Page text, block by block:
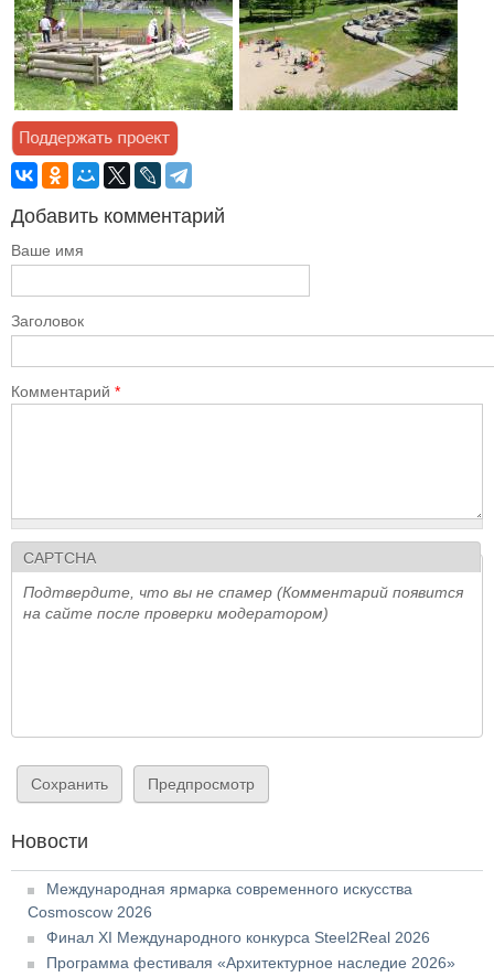
Добавить комментарий
Ваше имя
Заголовок
Комментарий *
CAPTCHA
Подтвердите, что вы не спамер (Комментарий появится
на сайте после проверки модератором)
Новости
Международная ярмарка современного искусства
Cosmoscow 2026
Финал XI Международного конкурса Steel2Real 2026
Программа фестиваля «Архитектурное наследие 2026»